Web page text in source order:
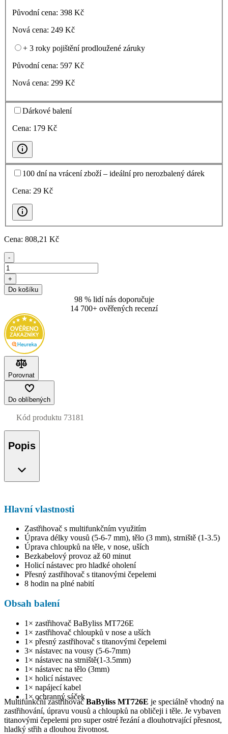
Původní cena: 398 Kč
Nová cena: 249 Kč
+ 3 roky pojištění prodloužené záruky
Původní cena: 597 Kč
Nová cena: 299 Kč
Dárkové balení
Cena: 179 Kč
100 dní na vrácení zboží – ideální pro nerozbalený dárek
Cena: 29 Kč
Cena: 808,21 Kč
-
+
Do košíku
98 % lidí nás doporučuje
14 700+ ověřených recenzí
Porovnat
Do oblíbených
Kód produktu 73181
Popis
Hlavní vlastnosti
Zastřihovač s multifunkčním využitím
Úprava délky vousů (5-6-7 mm), tělo (3 mm), strniště (1-3.5)
Úprava chloupků na těle, v nose, uších
Bezkabelový provoz až 60 minut
Holicí nástavec pro hladké oholení
Přesný zastřihovač s titanovými čepelemi
8 hodin na plné nabití
Obsah balení
1× zastřihovač BaByliss MT726E
1× zastřihovač chloupků v nose a uších
1× přesný zastřihovač s titanovými čepelemi
3× nástavec na vousy (5-6-7mm)
1× nástavec na strniště(1-3.5mm)
1× nástavec na tělo (3mm)
1× holicí nástavec
1× napájecí kabel
1× ochranný sáček
Multifunkční zastřihovačBaByliss MT726E je speciálně vhodný na
zastřihování, úpravu vousů a chloupků na obličeji i těle. Je vybaven
titanovými čepelemi pro super ostré řezání a dlouhotrvající přesnost,
hladký střih a dlouhou životnost.